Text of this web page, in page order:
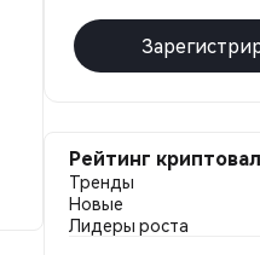
Рейтинг
Тренды
Новые
Лидеры роста